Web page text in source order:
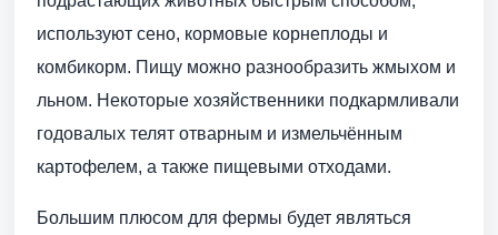
используют сено, кормовые корнеплоды и
комбикорм. Пищу можно разнообразить жмыхом и
льном. Некоторые хозяйственники подкармливали
годовалых телят отварным и измельчённым
картофелем, а также пищевыми отходами.
Большим плюсом для фермы будет являться